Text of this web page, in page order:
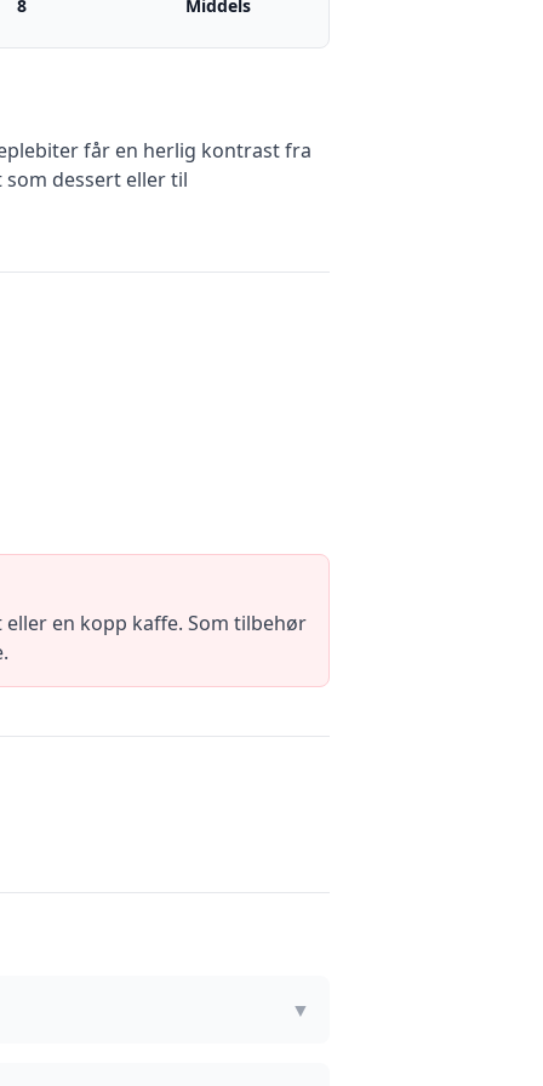
8 Middels
får en herlig kontrast fra
dessert eller til
en kopp kaffe. Som tilbehør
▼